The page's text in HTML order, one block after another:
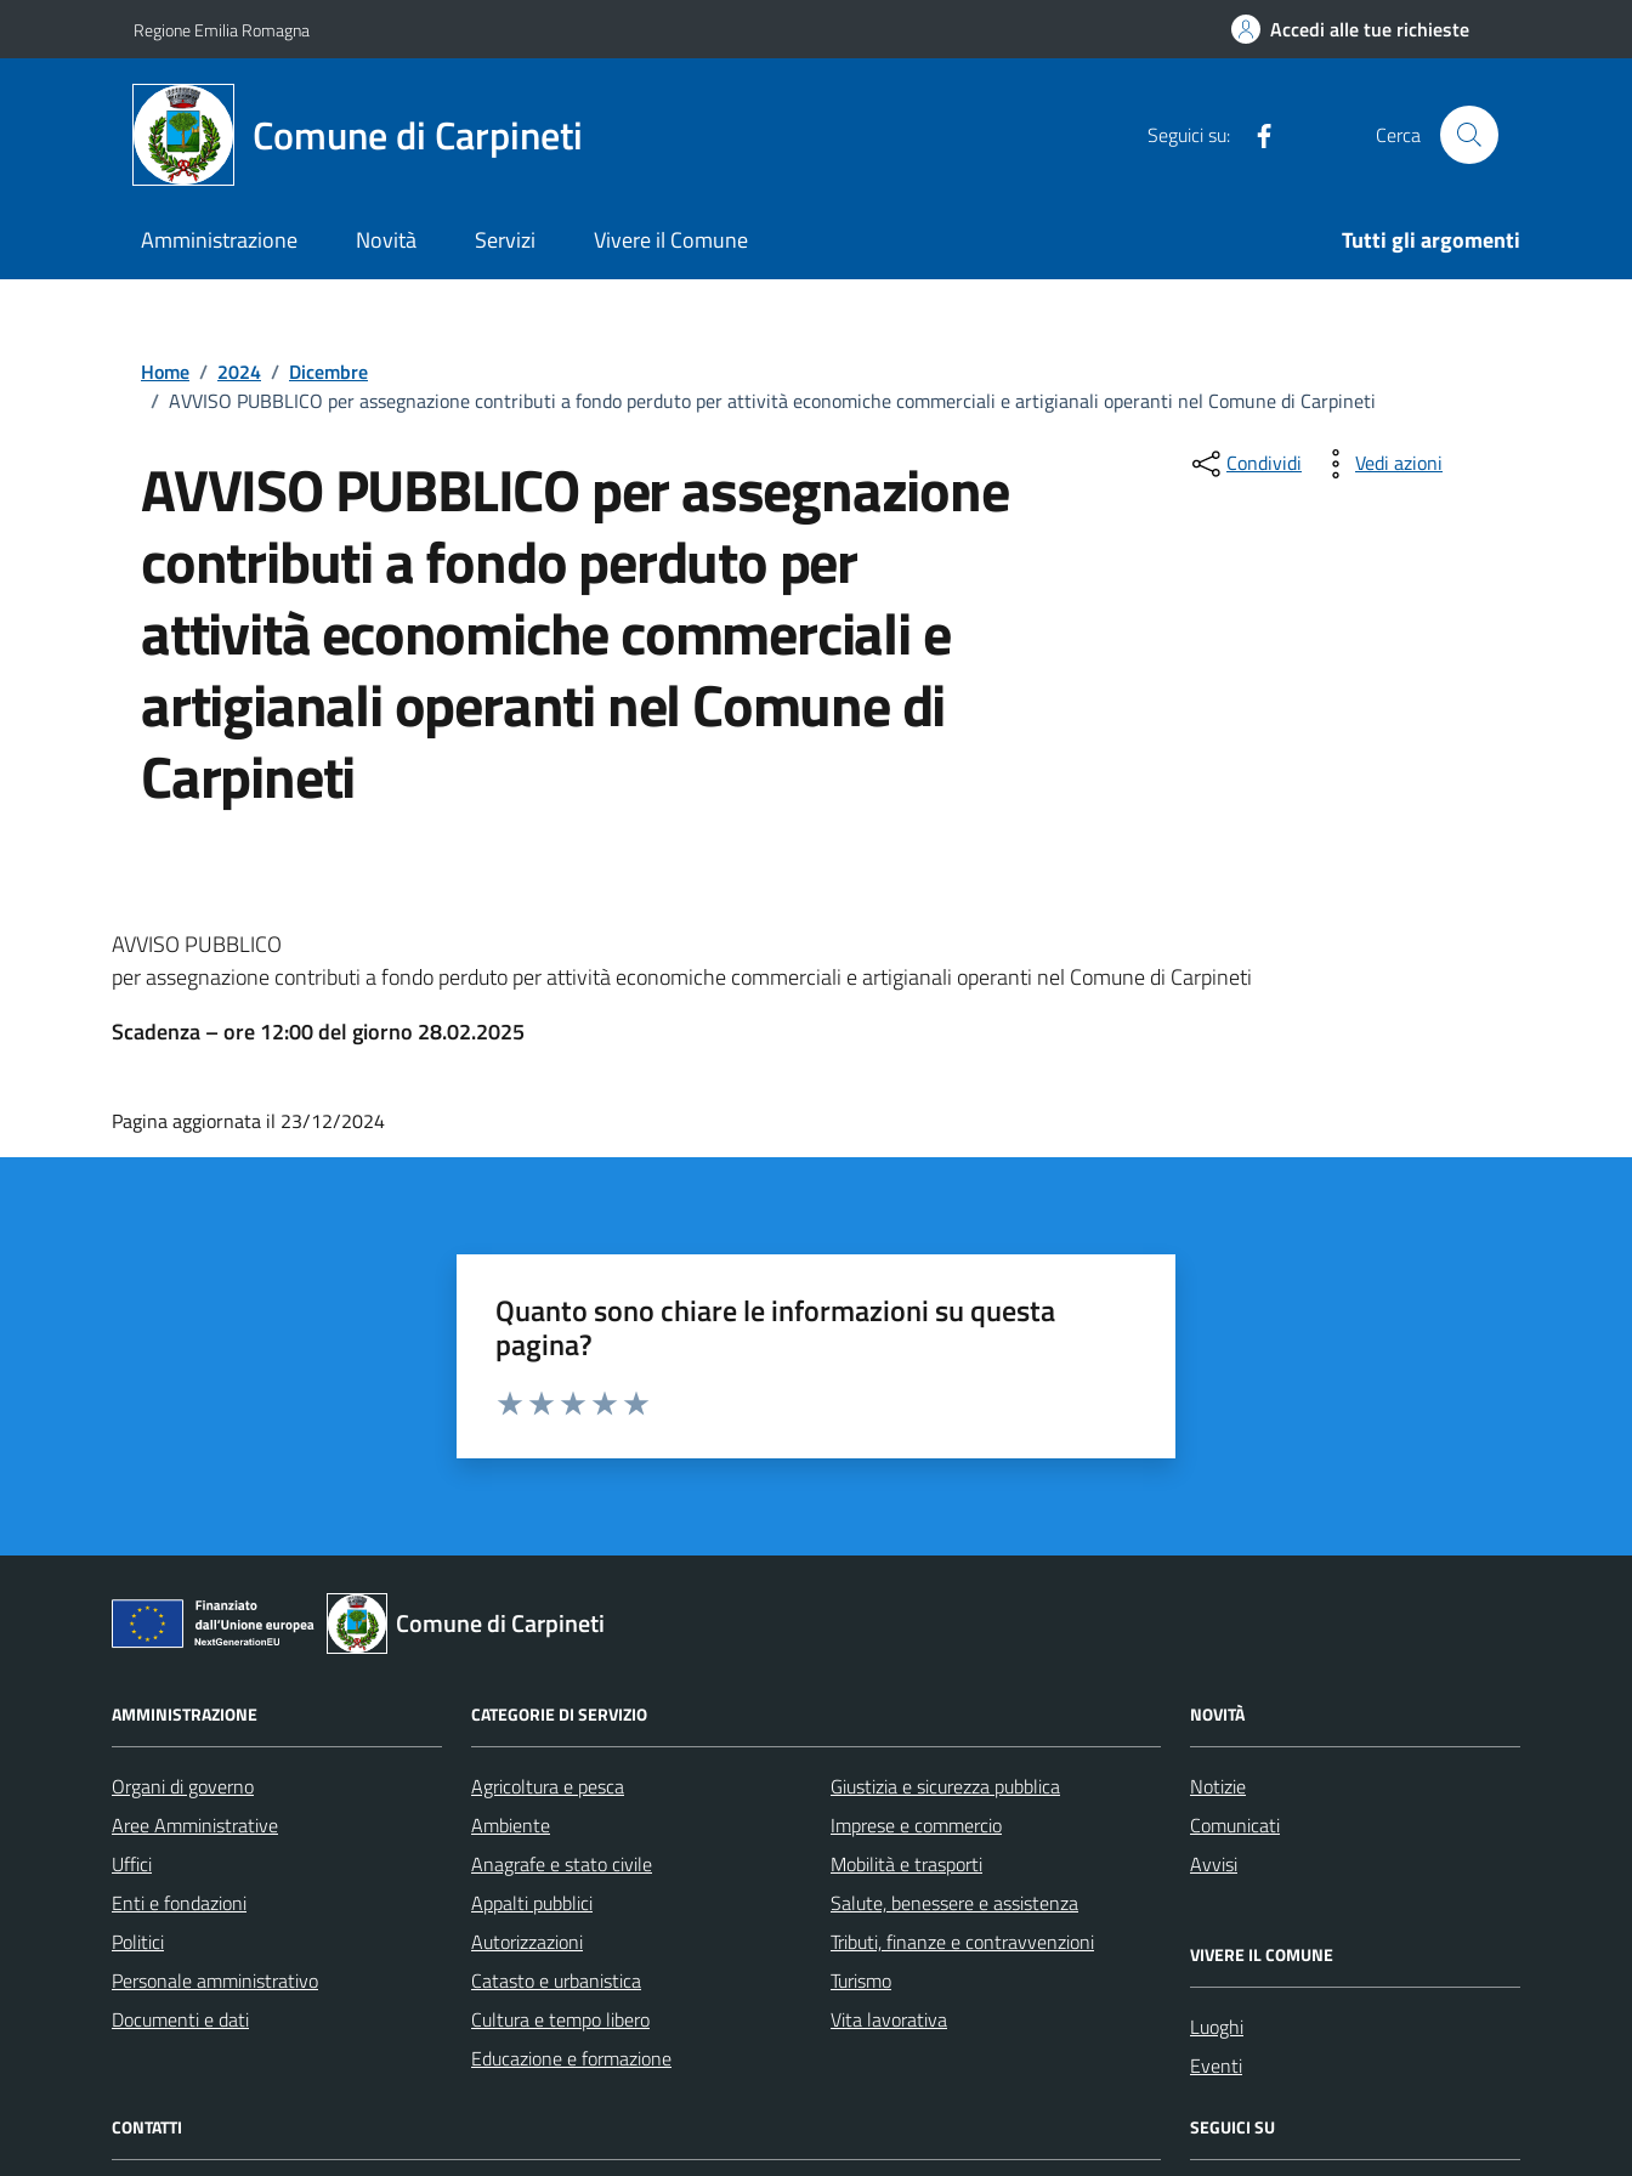
Regione Emilia Romagna Accedi alle tue richieste
Comune di Carpineti Seguici su: Cerca
Amministrazione Novità Servizi Vivere il Comune Tutti gli argomenti
Home / 2024 / Dicembre
/ AVVISO PUBBLICO per assegnazione contributi a fondo perduto per attività economiche commerciali e artigianali operanti nel Comune di Carpineti
AVVISO PUBBLICO per assegnazione
contributi a fondo perduto per
attività economiche commerciali e
artigianali operanti nel Comune di
Carpineti
Condividi Vedi azioni
AVVISO PUBBLICO
per assegnazione contributi a fondo perduto per attività economiche commerciali e artigianali operanti nel Comune di Carpineti
Scadenza – ore 12:00 del giorno 28.02.2025
Pagina aggiornata il 23/12/2024
Quanto sono chiare le informazioni su questa
pagina?
Comune di Carpineti
AMMINISTRAZIONE
Organi di governo
Aree Amministrative
Uffici
Enti e fondazioni
Politici
Personale amministrativo
Documenti e dati
CATEGORIE DI SERVIZIO
Agricoltura e pesca
Ambiente
Anagrafe e stato civile
Appalti pubblici
Autorizzazioni
Catasto e urbanistica
Cultura e tempo libero
Educazione e formazione
Giustizia e sicurezza pubblica
Imprese e commercio
Mobilità e trasporti
Salute, benessere e assistenza
Tributi, finanze e contravvenzioni
Turismo
Vita lavorativa
NOVITÀ
Notizie
Comunicati
Avvisi
VIVERE IL COMUNE
Luoghi
Eventi
CONTATTI SEGUICI SU